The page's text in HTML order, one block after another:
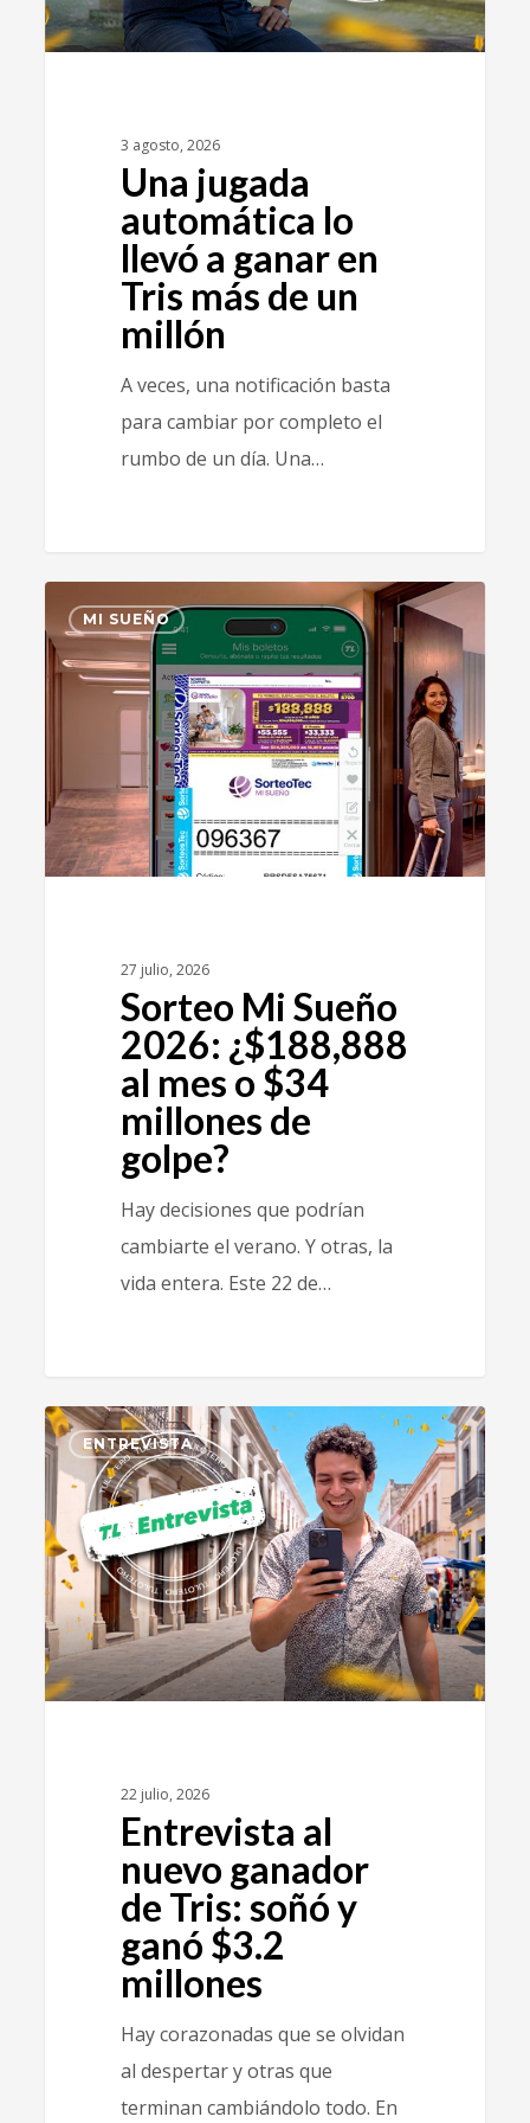
3 agosto, 2026
Una jugada
automática lo
llevó a ganar en
Tris más de un
millón
A veces, una notificación basta
para cambiar por completo el
rumbo de un día. Una…
MI SUEÑO
27 julio, 2026
Sorteo Mi Sueño
2026: ¿$188,888
al mes o $34
millones de
golpe?
Hay decisiones que podrían
cambiarte el verano. Y otras, la
vida entera. Este 22 de…
0
ENTREVISTA
22 julio, 2026
Entrevista al
nuevo ganador
de Tris: soñó y
ganó $3.2
millones
Hay corazonadas que se olvidan
al despertar y otras que
terminan cambiándolo todo. En
0